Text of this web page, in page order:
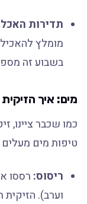
תדירות
בשבוע זה
מים: איך
כמו שכבר ציינו,
טיפות מים מעלים
ריסוס:רססו
וערב).